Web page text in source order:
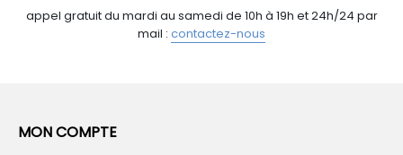
appel gratuit du mardi au samedi de 10h à 19h et 24h/24 par
mail : contactez-nous
MON COMPTE